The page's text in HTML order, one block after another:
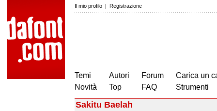
Il mio profilo | Registrazione
Temi
Novità
Autori
Top
Forum
FAQ
Carica un
Strumenti
Sakitu Baelah